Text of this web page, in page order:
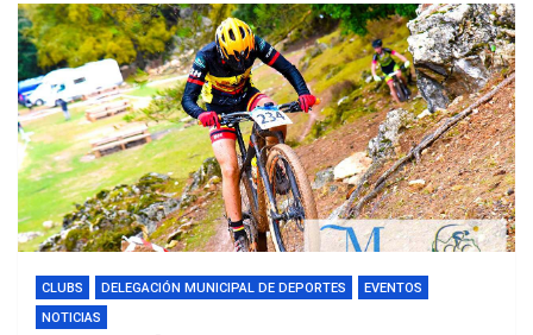
CLUBS DELEGACIÓN MUNICIPAL DE DEPORTES
EVENTOS
NOTICIAS